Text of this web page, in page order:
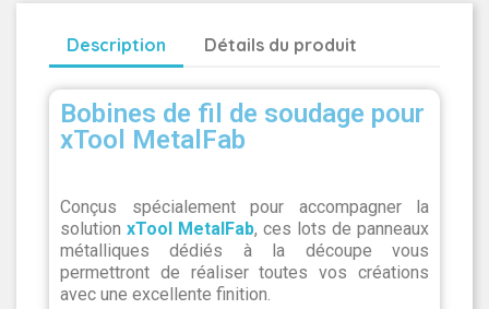
Description Détails du produit
Bobines de fil de soudage pour
xTool MetalFab
Conçus spécialement pour accompagner la
solution xTool MetalFab, ces lots de panneaux
métalliques dédiés à la découpe vous
permettront de réaliser toutes vos créations
avec une excellente finition.